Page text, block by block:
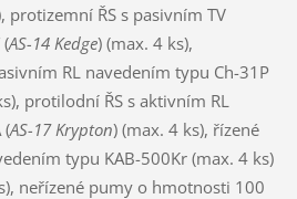
protizemní ŘS s pasivním TV
AS-14 Kedge) (max. 4 ks),
RL navedením typu Ch-31P
protilodní ŘS s aktivním RL
(AS-17 Krypton) (max. 4 ks), řízené
typu KAB-500Kr (max. 4 ks)
neřízené pumy o hmotnosti 100